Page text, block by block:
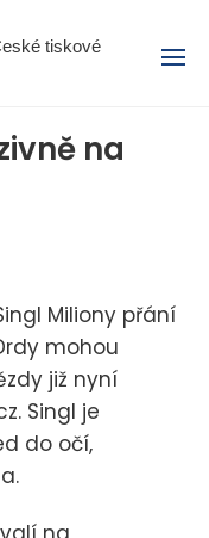
tiskové
Menu
na
Miliony přání
mohou
již nyní
Singl je
do očí,